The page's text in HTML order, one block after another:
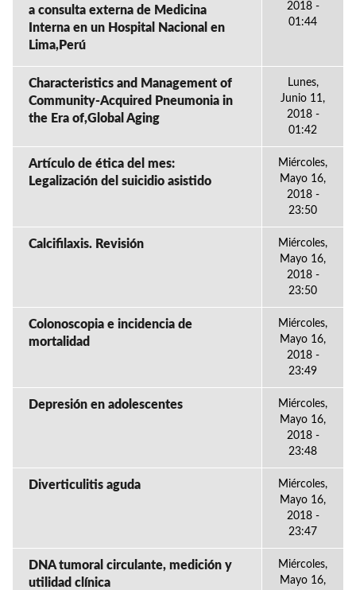
a consulta externa de Medicina
Interna en un Hospital Nacional en
Lima,Perú
2018 -
01:44
Characteristics and Management of
Community-Acquired Pneumonia in
the Era of,Global Aging
Lunes,
Junio 11,
2018 -
01:42
Artículo de ética del mes:
Legalización del suicidio asistido
Miércoles,
Mayo 16,
2018 -
23:50
Calcifilaxis. Revisión
Miércoles,
Mayo 16,
2018 -
23:50
Colonoscopia e incidencia de
mortalidad
Miércoles,
Mayo 16,
2018 -
23:49
Depresión en adolescentes
Miércoles,
Mayo 16,
2018 -
23:48
Diverticulitis aguda
Miércoles,
Mayo 16,
2018 -
23:47
DNA tumoral circulante, medición y
utilidad clínica
Miércoles,
Mayo 16,